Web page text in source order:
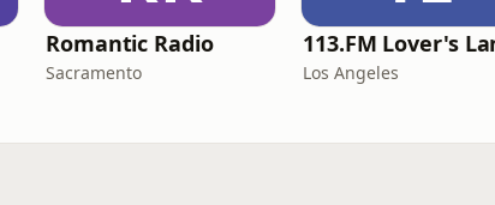
Romantic Radio
Sacramento Los Angeles